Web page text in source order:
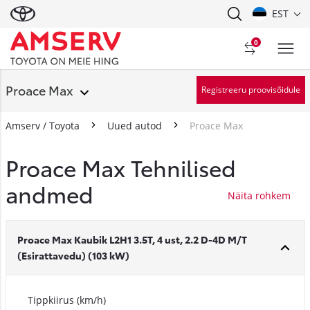
EST
0
Proace Max Registreeru proovisõidule
Amserv / Toyota Uued autod Proace Max
Proace Max Tehnilised
andmed
Proace Max Kaubik L2H1 3.5T, 4 ust, 2.2 D-4D M/T
(Esirattavedu) (103 kW)
Tippkiirus (km/h)